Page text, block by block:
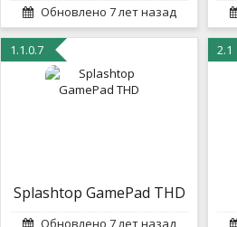
Обновлено 7 лет назад
1.1.0.7
Splashtop GamePad THD
Обновлено 7 лет назад
2.1